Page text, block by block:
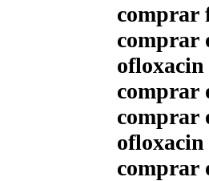
comprar
comprar
comprar
comprar
ofloxacin
comprar